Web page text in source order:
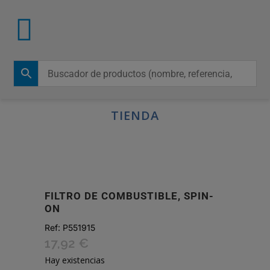
TIENDA
FILTRO DE COMBUSTIBLE, SPIN-
ON
Ref: P551915
17,92 €
Hay existencias